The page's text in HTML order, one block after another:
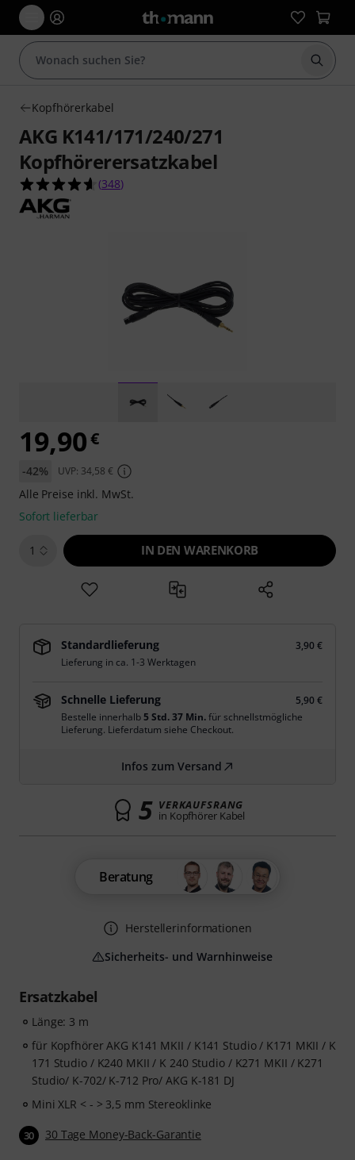
Suche
Kopfhörerkabel
AKG K141/171/240/271
Kopfhörerersatzkabel
4.6 von 5 Sternen aus 348 Kundenbewertungen
(348)
Ersatzkabel
Länge: 3 m
für Kopfhörer AKG K141 MKII / K141 Studio / K171 MKII / K
171 Studio / K240 MKII / K 240 Studio / K271 MKII / K271
Studio/ K-702/ K-712 Pro/ AKG K-181 DJ
Mini XLR < - > 3,5 mm Stereoklinke
30 30 Tage Money-Back-Garantie
19,90€
-42% UVP: 34,58 €
Alle Preise inkl. MwSt.
Sofort lieferbar
1 IN DEN WARENKORB
Standardlieferung
3,90 €
Lieferung in ca. 1-3 Werktagen
Schnelle Lieferung
5,90 €
Bestelle innerhalb5 Std. 37 Min.für schnellstmögliche
Lieferung. Lieferdatum siehe Checkout.
Infos zum Versand
5 VERKAUFSRANG
in Kopfhörer Kabel
Beratung
Herstellerinformationen
Sicherheits- und Warnhinweise